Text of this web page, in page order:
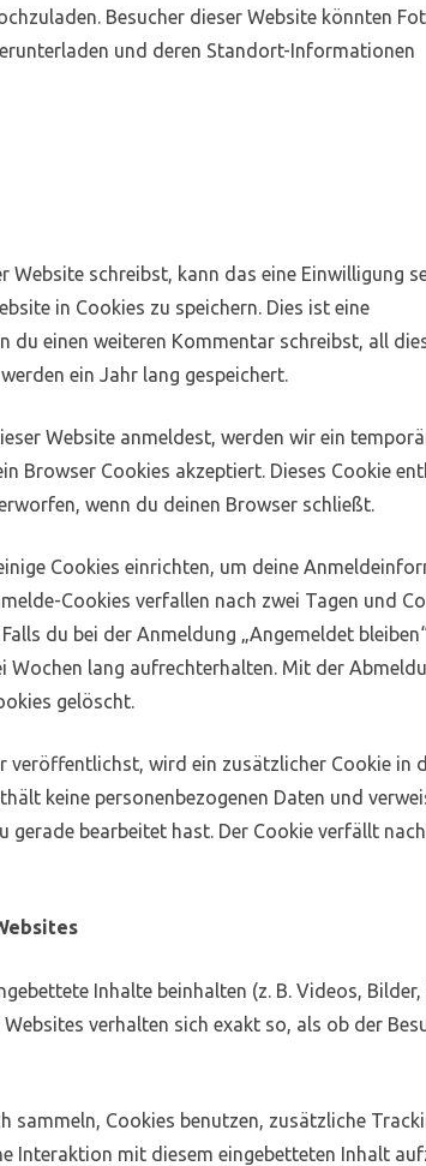
Besucher dieser Website könnten
und deren Standort-Informationen
Website schreibst, kann das eine Einwilligung
in Cookies zu speichern. Dies ist eine
einen weiteren Kommentar schreibst, all
ein Jahr lang gespeichert.
Website anmeldest, werden wir ein
Browser Cookies akzeptiert. Dieses Cookie
wenn du deinen Browser schließt.
Cookies einrichten, um deine
Cookies verfallen nach zwei Tagen und
du bei der Anmeldung „Angemeldet
Wochen lang aufrechterhalten. Mit der
gelöscht.
veröffentlichst, wird ein zusätzlicher Cookie in
keine personenbezogenen Daten und
gerade bearbeitet hast. Der Cookie verfällt
Inhalte beinhalten (z. B. Videos,
verhalten sich exakt so, als ob der
sammeln, Cookies benutzen, zusätzliche
Interaktion mit diesem eingebetteten Inhalt